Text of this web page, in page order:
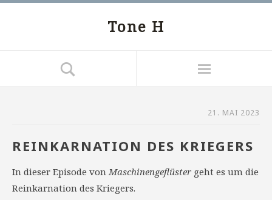
Tone H
21. MAI 2023
REINKARNATION DES KRIEGERS
In dieser Episode vonMaschinengeflüster geht es um die
Reinkarnation des Kriegers.